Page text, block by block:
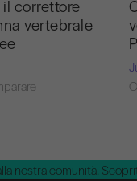
correttore
vertebrale
nostra comunità.